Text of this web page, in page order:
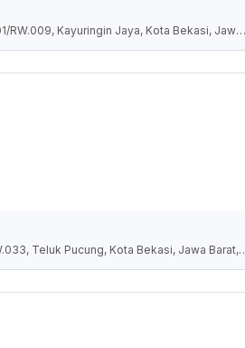
RW.009, Kayuringin Jaya, Kota Bekasi, Jawa
Teluk Pucung, Kota Bekasi, Jawa Barat, I